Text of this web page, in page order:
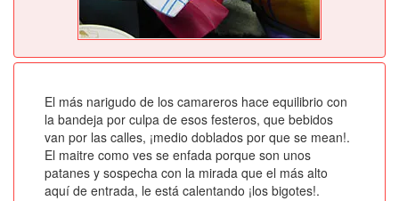
El más narigudo de los camareros hace equilibrio con
la bandeja por culpa de esos festeros, que bebidos
van por las calles, ¡medio doblados por que se mean!.
El maitre como ves se enfada porque son unos
patanes y sospecha con la mirada que el más alto
aquí de entrada, le está calentando ¡los bigotes!.